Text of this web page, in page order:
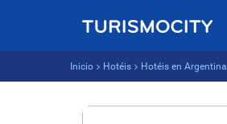
Inicio Hotéis Hotéis en Argentina